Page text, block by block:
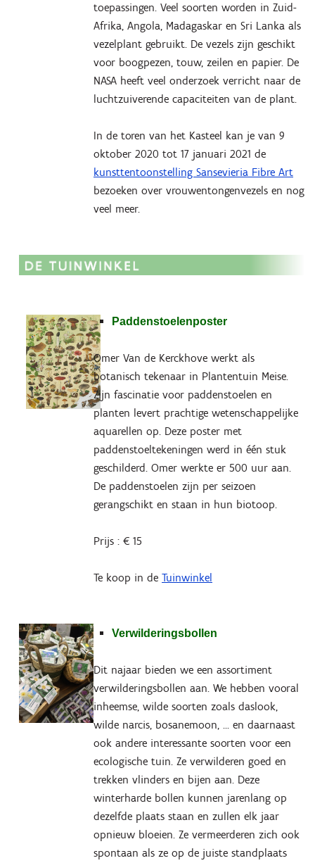
toepassingen. Veel soorten worden in Zuid-
Afrika, Angola, Madagaskar en Sri Lanka als
vezelplant gebruikt. De vezels zijn geschikt
voor boogpezen, touw, zeilen en papier. De
NASA heeft veel onderzoek verricht naar de
luchtzuiverende capaciteiten van de plant.
In de toren van het Kasteel kan je van 9
oktober 2020 tot 17 januari 2021 de
kunsttentoonstelling Sansevieria Fibre Art
bezoeken over vrouwentongenvezels en nog
veel meer.
Paddenstoelenposter
Omer Van de Kerckhove werkt als
botanisch tekenaar in Plantentuin Meise.
Zijn fascinatie voor paddenstoelen en
planten levert prachtige wetenschappelijke
aquarellen op. Deze poster met
paddenstoeltekeningen werd in één stuk
geschilderd. Omer werkte er 500 uur aan.
De paddenstoelen zijn per seizoen
gerangschikt en staan in hun biotoop.
Prijs : € 15
Te koop in de Tuinwinkel
Verwilderingsbollen
Dit najaar bieden we een assortiment
verwilderingsbollen aan. We hebben vooral
inheemse, wilde soorten zoals daslook,
wilde narcis, bosanemoon, ... en daarnaast
ook andere interessante soorten voor een
ecologische tuin. Ze verwilderen goed en
trekken vlinders en bijen aan. Deze
winterharde bollen kunnen jarenlang op
dezelfde plaats staan en zullen elk jaar
opnieuw bloeien. Ze vermeerderen zich ook
spontaan als ze op de juiste standplaats